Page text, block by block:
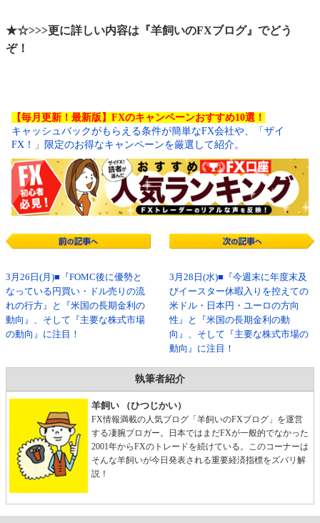
★☆>>>更に詳しい内容は『羊飼いのFXブログ』でどう
ぞ！
【毎月更新！最新版】FXのキャンペーンおすすめ10選！
キャッシュバックがもらえる条件が簡単なFX会社や、「ザイ
FX！」限定のお得なキャンペーンを厳選して紹介。
3月26日(月)■『FOMC後に優勢と
なっている円買い・ドル売りの流
れの行方』と『米国の長期金利の
動向』、そして『主要な株式市場
の動向』に注目！
3月28日(水)■『今週末に年度末及
びイースター休暇入りを控えての
米ドル・日本円・ユーロの方向
性』と『米国の長期金利の動
向』、そして『主要な株式市場の
動向』に注目！
執筆者紹介
羊飼い （ひつじかい）
FX情報満載の人気ブログ「羊飼いのFXブログ」を運営
する凄腕ブロガー。日本ではまだFXが一般的でなかった
2001年からFXのトレードを続けている。このコーナーは
そんな羊飼いが今日発表される重要経済指標をズバリ解
説！